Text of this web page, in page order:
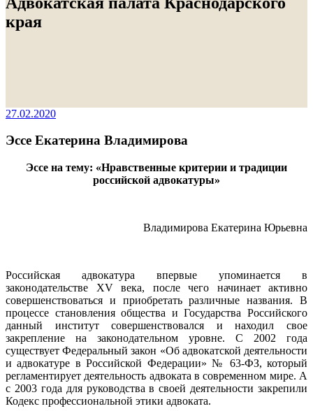
края
27.02.2020
Эссе Екатерина Владимирова
Эссе на тему: «Нравственные критерии и традиции
российской адвокатуры»
Владимирова Екатерина Юрьевна
Российская адвокатура впервые упоминается в
законодательстве ХV века, после чего начинает активно
совершенствоваться и приобретать различные названия. В
процессе становления общества и Государства Российского
данный институт совершенствовался и находил свое
закрепление на законодательном уровне. С 2002 года
существует Федеральный закон «Об адвокатской деятельности
и адвокатуре в Российской Федерации» № 63-ФЗ, который
регламентирует деятельность адвоката в современном мире. А
с 2003 года для руководства в своей деятельности закрепили
Кодекс профессиональной этики адвоката.